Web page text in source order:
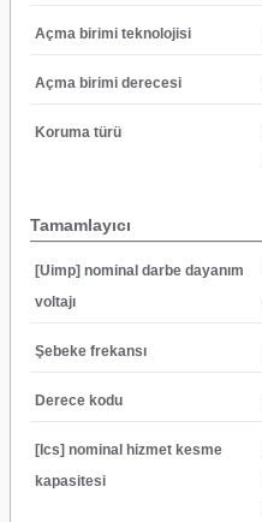
Açma birimi teknolojisi
Açma birimi derecesi
Koruma türü
Tamamlayıcı
[Uimp] nominal darbe dayanım
voltajı
Şebeke frekansı
Derece kodu
[Ics] nominal hizmet kesme
kapasitesi